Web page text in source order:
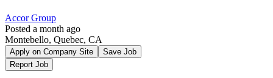
Accor Group
Posted a month ago
Montebello, Quebec, CA
Apply on Company Site
Save Job
Report Job